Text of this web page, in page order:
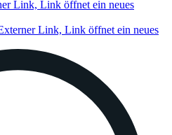
Link, Link öffnet ein neues
Link, Link öffnet ein neues